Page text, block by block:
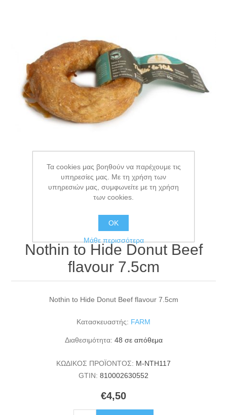
Nothin to Hide Donut Beef
flavour 7.5cm
Nothin to Hide Donut Beef flavour 7.5cm
Κατασκευαστής: FARM
Διαθεσιμότητα: 48 σε απόθεμα
ΚΩΔΙΚΟΣ ΠΡΟΪΟΝΤΟΣ: M-NTH117
GTIN: 810002630552
€4,50
Τα cookies μας βοηθούν να παρέχουμε τις
υπηρεσίες μας. Με τη χρήση των
υπηρεσιών μας, συμφωνείτε με τη χρήση
των cookies.
ΟΚ
Μάθε περισσότερα